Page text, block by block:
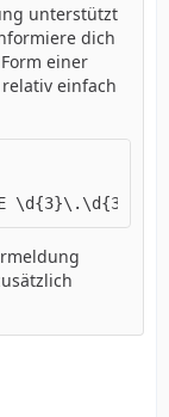
unterstützt
dich
einer
einfach